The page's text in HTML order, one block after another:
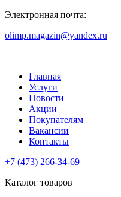
Электронная почта:
olimp.magazin@yandex.ru
Главная
Услуги
Новости
Акции
Покупателям
Вакансии
Контакты
+7 (473) 266-34-69
Каталог товаров